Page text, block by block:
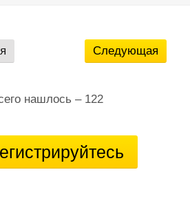
Следующая
нашлось – 122